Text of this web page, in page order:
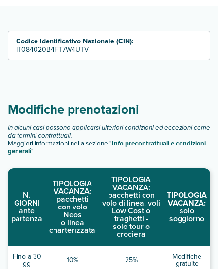
Scopri tutti i dettagli nel paragrafo dedicato "Info e
descrizione".
Codice Identificativo Nazionale (CIN):
IT084020B4FT7W4UTV
Modifiche prenotazioni
In alcuni casi possono applicarsi ulteriori condizioni ed eccezioni come
da termini contrattuali.
Maggiori informazioni nella sezione "Info precontrattuali e condizioni
generali"
N.
GIORNI
ante
partenza
TIPOLOGIA
VACANZA:
pacchetti
con volo
Neos
o linea
charterizzata
TIPOLOGIA
VACANZA:
pacchetti con
volo di linea, voli
Low Cost o
traghetti -
solo tour o
crociera
TIPOLOGIA
VACANZA:
solo
soggiorno
Fino a 30
gg 10% 25% Modifiche
gratuite